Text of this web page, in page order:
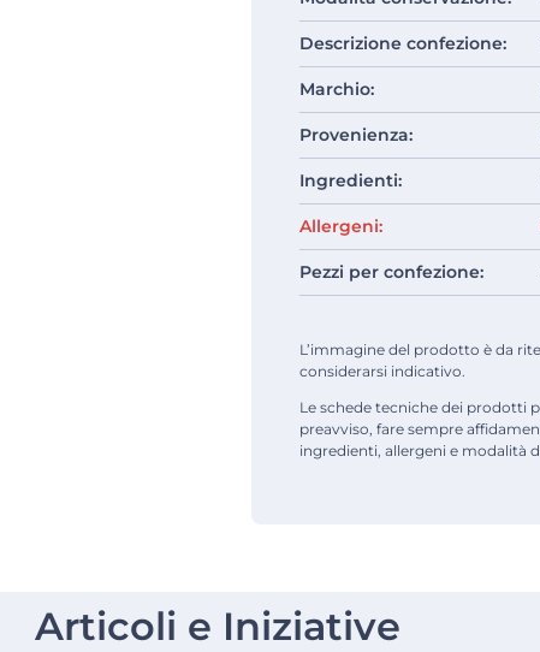
Descrizione confezione:
Marchio:
Provenienza:
Ingredienti:
Allergeni:
Pezzi per confezione:
L’immagine del prodotto è da
considerarsi indicativo.
Le schede tecniche dei prodotti
preavviso, fare sempre
ingredienti, allergeni e modalità
Articoli e Iniziative